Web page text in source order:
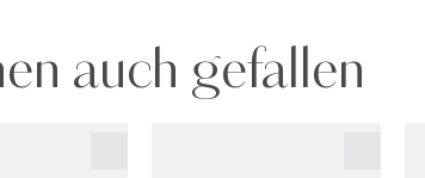
auch gefallen